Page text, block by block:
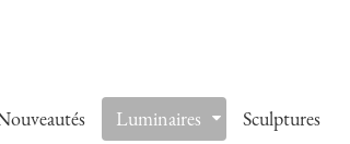
Luminaires Sculptures